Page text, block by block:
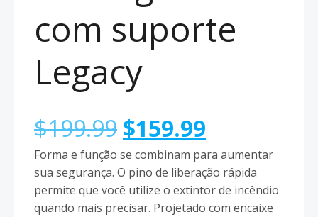
com suporte
Legacy
$199.99 O
preço
original
$159.99
preço
atual
Forma e função se combinam para aumentar
sua segurança. O pino de liberação rápida
permite que você utilize o extintor de incêndio
quando mais precisar. Projetado com encaixe